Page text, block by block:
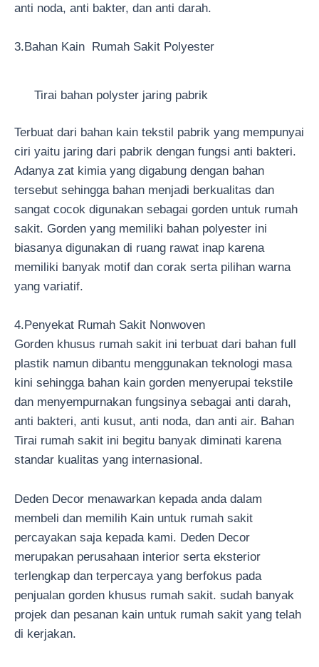
anti noda, anti bakter, dan anti darah.
3.Bahan Kain Rumah Sakit Polyester
Tirai bahan polyster jaring pabrik
Terbuat dari bahan kain tekstil pabrik yang mempunyai
ciri yaitu jaring dari pabrik dengan fungsi anti bakteri.
Adanya zat kimia yang digabung dengan bahan
tersebut sehingga bahan menjadi berkualitas dan
sangat cocok digunakan sebagai gorden untuk rumah
sakit. Gorden yang memiliki bahan polyester ini
biasanya digunakan di ruang rawat inap karena
memiliki banyak motif dan corak serta pilihan warna
yang variatif.
4.Penyekat Rumah Sakit Nonwoven
Gorden khusus rumah sakit ini terbuat dari bahan full
plastik namun dibantu menggunakan teknologi masa
kini sehingga bahan kain gorden menyerupai tekstile
dan menyempurnakan fungsinya sebagai anti darah,
anti bakteri, anti kusut, anti noda, dan anti air. Bahan
Tirai rumah sakit ini begitu banyak diminati karena
standar kualitas yang internasional.
Deden Decor menawarkan kepada anda dalam
membeli dan memilih Kain untuk rumah sakit
percayakan saja kepada kami. Deden Decor
merupakan perusahaan interior serta eksterior
terlengkap dan terpercaya yang berfokus pada
penjualan gorden khusus rumah sakit. sudah banyak
projek dan pesanan kain untuk rumah sakit yang telah
di kerjakan.